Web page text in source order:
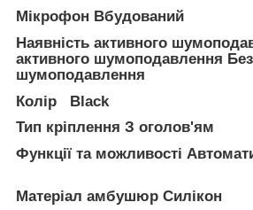
Мікрофон Вбудований
Наявність активного
активного шумоподавлення
шумоподавлення
Колір Black
Тип кріплення З оголов'ям
Функції та можливості
Матеріал амбушюр Силікон